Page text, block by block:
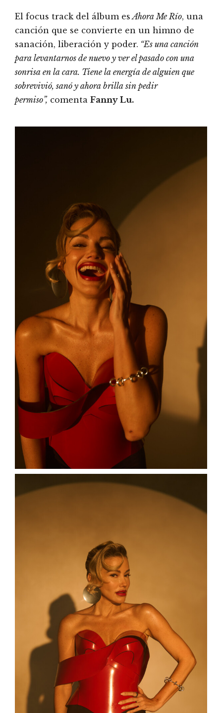
El focus track del álbum esAhora Me Río, una
canción que se convierte en un himno de
sanación, liberación y poder. “Es una canción
para levantarnos de nuevo y ver el pasado con una
sonrisa en la cara. Tiene la energía de alguien que
sobrevivió, sanó y ahora brilla sin pedir
permiso”, comenta Fanny Lu.